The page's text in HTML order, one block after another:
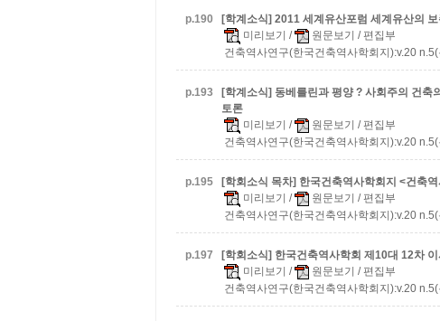
p.190
[학계소식] 2011 세계유산포럼 세계유산의 보
미리보기 / 원문보기 / 편집부
건축역사연구(한국건축역사학회지):v.20
p.193 [학계소식] 동베를린과 평양 ? 사회주의 건축
토론
미리보기 / 원문보기 / 편집부
건축역사연구(한국건축역사학회지):v.20
p.195
[학회소식 목차] 한국건축역사학회지 <건축
미리보기 / 원문보기 / 편집부
건축역사연구(한국건축역사학회지):v.20
p.197
[학회소식] 한국건축역사학회 제10대 12차
미리보기 / 원문보기 / 편집부
건축역사연구(한국건축역사학회지):v.20